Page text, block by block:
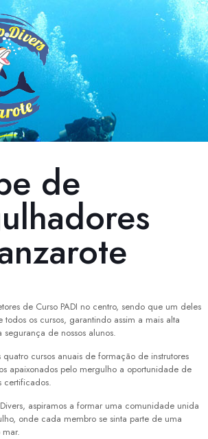
de
de Curso PADI no centro, sendo que um deles
todos os cursos, garantindo assim a mais alta
de nossos alunos.
cursos anuais de formação de instrutores
apaixonados pelo mergulho a oportunidade de
certificados.
aspiramos a formar uma comunidade unida
onde cada membro se sinta parte de uma